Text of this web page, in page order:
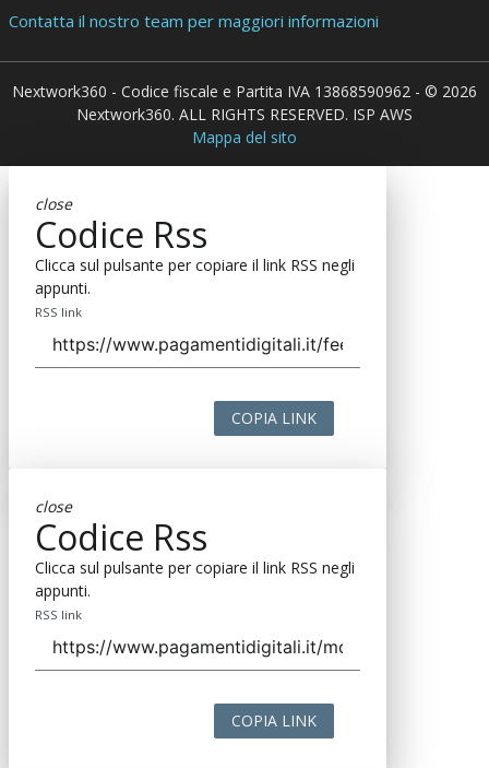
Contatta il nostro team per maggiori informazioni
Nextwork360 - Codice fiscale e Partita IVA 13868590962 - © 2026
Nextwork360. ALL RIGHTS RESERVED. ISP AWS
Mappa del sito
close
Codice Rss
Clicca sul pulsante per copiare il link RSS negli
appunti.
RSS link
COPIA LINK
close
Codice Rss
Clicca sul pulsante per copiare il link RSS negli
appunti.
RSS link
COPIA LINK